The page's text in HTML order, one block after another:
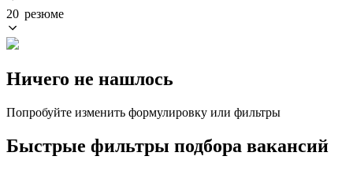
20 резюме
Ничего не нашлось
Попробуйте изменить формулировку или фильтры
Быстрые фильтры подбора вакансий